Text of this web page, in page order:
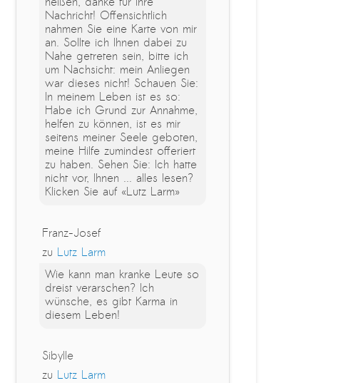
heißen, danke für Ihre
Nachricht! Offensichtlich
nahmen Sie eine Karte von mir
an. Sollte ich Ihnen dabei zu
Nahe getreten sein, bitte ich
um Nachsicht: mein Anliegen
war dieses nicht! Schauen Sie:
In meinem Leben ist es so:
Habe ich Grund zur Annahme,
helfen zu können, ist es mir
seitens meiner Seele geboten,
meine Hilfe zumindest offeriert
zu haben. Sehen Sie: Ich hatte
nicht vor, Ihnen ... alles lesen?
Klicken Sie auf «Lutz Larm»
Franz-Josef
zu Lutz Larm
Wie kann man kranke Leute so
dreist verarschen? Ich
wünsche, es gibt Karma in
diesem Leben!
Sibylle
zu Lutz Larm